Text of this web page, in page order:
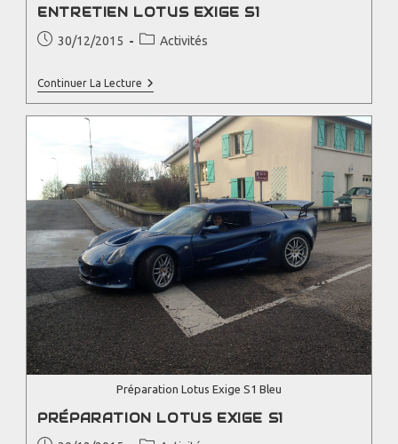
ENTRETIEN LOTUS EXIGE S1
30/12/2015 Activités
Continuer La Lecture
Préparation Lotus Exige S1 Bleu
PRÉPARATION LOTUS EXIGE S1